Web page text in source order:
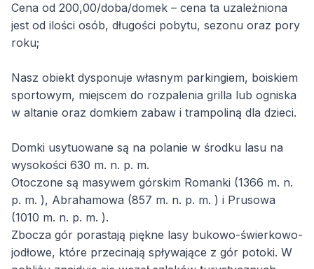
Cena od 200,00/doba/domek – cena ta uzależniona
jest od ilości osób, długości pobytu, sezonu oraz pory
roku;
Nasz obiekt dysponuje własnym parkingiem, boiskiem
sportowym, miejscem do rozpalenia grilla lub ogniska
w altanie oraz domkiem zabaw i trampoliną dla dzieci.
Domki usytuowane są na polanie w środku lasu na
wysokości 630 m. n. p. m.
Otoczone są masywem górskim Romanki (1366 m. n.
p. m. ), Abrahamowa (857 m. n. p. m. ) i Prusowa
(1010 m. n. p. m. ).
Zbocza gór porastają piękne lasy bukowo-świerkowo-
jodłowe, które przecinają spływające z gór potoki. W